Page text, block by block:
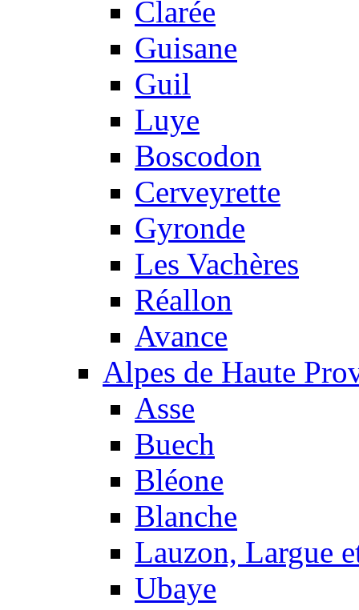
Clarée
Guisane
Guil
Luye
Boscodon
Cerveyrette
Gyronde
Les Vachères
Réallon
Avance
Alpes de Haute
Asse
Buech
Bléone
Blanche
Lauzon, Largue
Ubaye